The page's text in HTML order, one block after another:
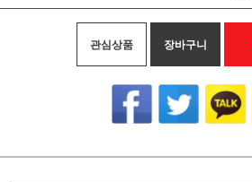
관심상품 장바구니